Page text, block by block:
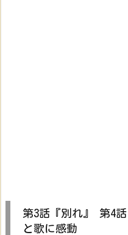
第3話『別れ』 第4
と歌に感動